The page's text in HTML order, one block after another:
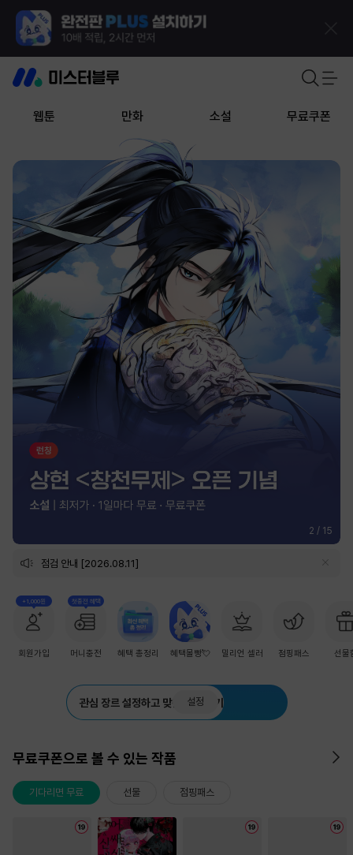
웹툰 만화 소설 무료쿠폰
2 / 15
점검 안내 [2026.08.11]
+1,000원
회원가입
첫충전 혜택
머니충전 혜택 총정리 혜택몰빵💘 밀리언 셀러 점핑패스 선물
관심 장르 설정하고 맞춤 추천 받기
설정
무료쿠폰으로 볼 수 있는 작품
기다리면 무료 선물 점핑패스